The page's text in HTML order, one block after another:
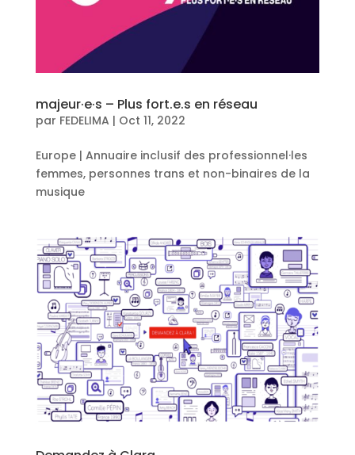
majeur·e·s – Plus fort.e.s en réseau
par FEDELIMA | Oct 11, 2022
Europe | Annuaire inclusif des professionnel·les
femmes, personnes trans et non-binaires de la
musique